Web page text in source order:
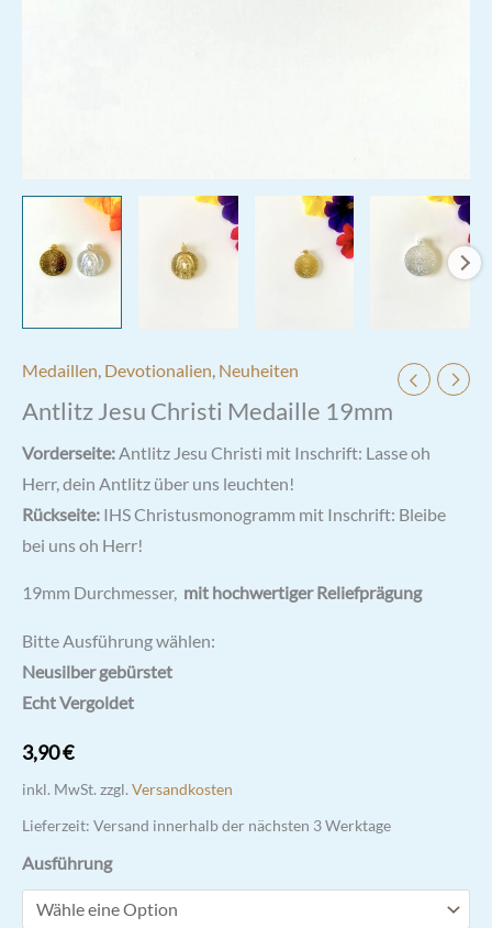
Medaillen, Devotionalien, Neuheiten
Antlitz Jesu Christi Medaille 19mm
Vorderseite:Antlitz Jesu Christi mit Inschrift: Lasse oh
Herr, dein Antlitz über uns leuchten!
Rückseite: IHS Christusmonogramm mit Inschrift: Bleibe
bei uns oh Herr!
19mm Durchmesser, mit hochwertiger Reliefprägung
Bitte Ausführung wählen:
Neusilber gebürstet
Echt Vergoldet
3,90€
inkl. MwSt. zzgl. Versandkosten
Lieferzeit: Versand innerhalb der nächsten 3 Werktage
Ausführung